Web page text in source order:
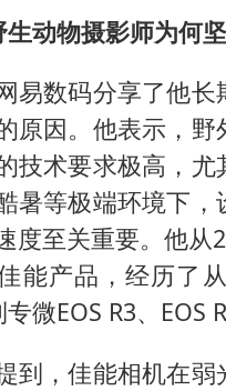
生动物摄影师为何
易数码分享了他长
原因。他表示，野
技术要求极高，尤
暑等极端环境下，
度至关重要。他从
能产品，经历了
微EOS R3、EOS
到，佳能相机在弱